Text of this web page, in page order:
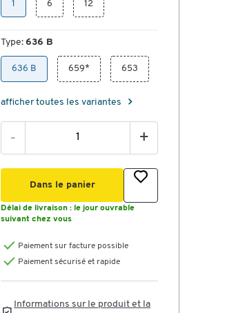
1 6 12
Type: 636 B
636 B 659* 653
afficher toutes les variantes
- +
Dans le panier
Délai de livraison : le jour ouvrable
suivant chez vous
Paiement sur facture possible
Paiement sécurisé et rapide
Informations sur le produit et la